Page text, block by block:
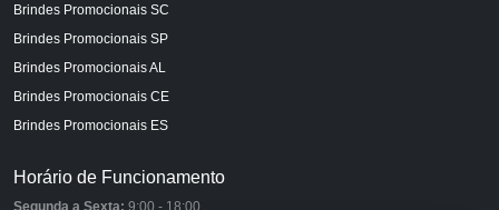
Brindes Promocionais SC
Brindes Promocionais SP
Brindes Promocionais AL
Brindes Promocionais CE
Brindes Promocionais ES
Horário de Funcionamento
Segunda a Sexta: 9:00 - 18:00